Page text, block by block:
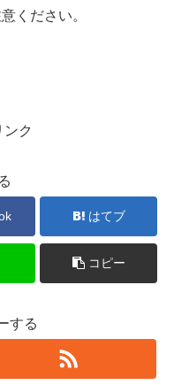
ください。
ンク
はてブ
コピー
する